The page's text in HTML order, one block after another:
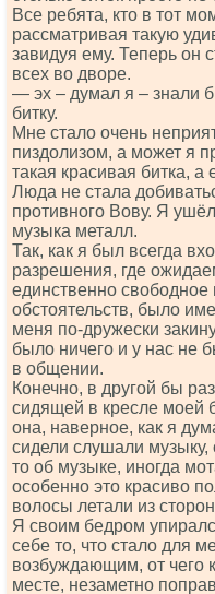
Все ребята, кто в тот
рассматривая такую
завидуя ему. Теперь он
всех во дворе.
— эх – думал я – знали
битку.
Мне стало очень
пиздолизом, а может я
такая красивая битка,
Люда не стала
противного Вову. Я
музыка металл.
Так, как я был всегда
разрешения, где
единственно свободное
обстоятельств, было
меня по-дружески
было ничего и у нас не
в общении.
Конечно, в другой бы
сидящей в кресле
она, наверное, как я
сидели слушали
то об музыке, иногда
особенно это красиво
волосы летали из
Я своим бедром
себе то, что стало для
возбуждающим, от чего
месте, незаметно